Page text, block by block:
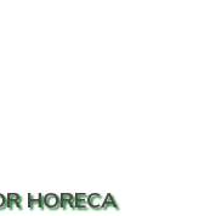
HORECA